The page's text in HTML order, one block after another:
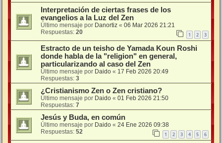
Interpretación de ciertas frases de los
evangelios a la Luz del Zen
Último mensaje por Danortiz « 06 Mar 2026 21:21
Respuestas: 20 1 2 3
Estracto de un teisho de Yamada Koun Roshi
donde habla de la "religion" en general,
particularizando al caso del Zen
Último mensaje por Daido « 17 Feb 2026 20:49
Respuestas: 3
¿Cristianismo Zen o Zen cristiano?
Último mensaje por Daido « 01 Feb 2026 21:50
Respuestas: 7
Jesús y Buda, en común
Último mensaje por Daido « 24 Ene 2026 09:38
Respuestas: 52 1 2 3 4 5 6